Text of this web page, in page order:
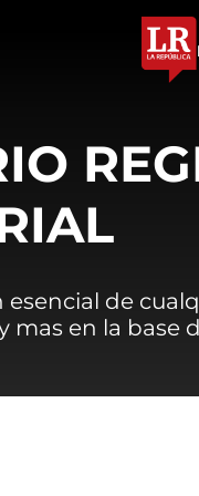
esencial de
mas en la